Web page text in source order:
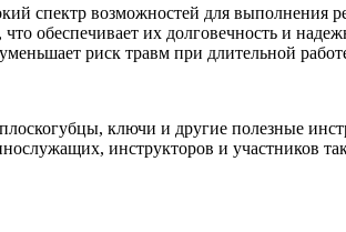
спектр возможностей для выполнения
обеспечивает их долговечность и
риск травм при длительной
ключи и другие полезные
инструкторов и участников